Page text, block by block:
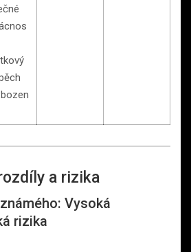
a rizika
Vysoká
rizika